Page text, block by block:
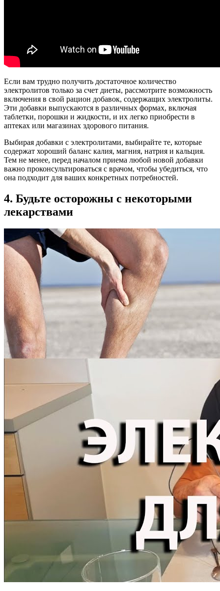
Если вам трудно получить достаточное количество
электролитов только за счет диеты, рассмотрите возможность
включения в свой рацион добавок, содержащих электролиты.
Эти добавки выпускаются в различных формах, включая
таблетки, порошки и жидкости, и их легко приобрести в
аптеках или магазинах здорового питания.
Выбирая добавки с электролитами, выбирайте те, которые
содержат хороший баланс калия, магния, натрия и кальция.
Тем не менее, перед началом приема любой новой добавки
важно проконсультироваться с врачом, чтобы убедиться, что
она подходит для ваших конкретных потребностей.
4. Будьте осторожны с некоторыми
лекарствами